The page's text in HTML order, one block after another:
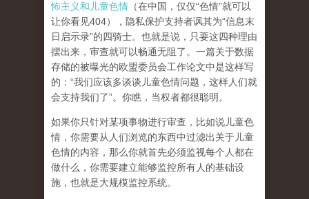
怖主义和儿童色情 （在中国，仅仅“色情”就可以
让你看见404），隐私保护支持者讽其为“信息末
日启示录”的四骑士。也就是说，只要这四种理由
摆出来，审查就可以畅通无阻了。一篇关于数据
存储的被曝光的欧盟委员会工作论文中是这样写
的：“我们应该多谈谈儿童色情问题，这样人们就
会支持我们了”。你瞧，当权者都很聪明。
如果你只针对某项事物进行审查，比如说儿童色
情，你需要从人们浏览的东西中过滤出关于儿童
色情的内容，那么你就首先必须监视每个人都在
做什么，你需要建立能够监控所有人的基础设
施，也就是大规模监控系统。